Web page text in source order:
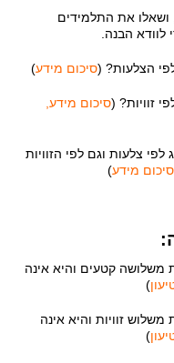
ושאלו את התלמידים
לוודא הבנה.
סיכום מידע)
סיכום מידע,
לפי צלעות וגם לפי הזוויות
מידע)
משלושה קטעים והיא אינה
)
זוויות והיא אינה
)